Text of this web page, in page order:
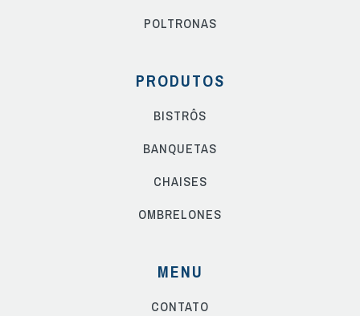
POLTRONAS
PRODUTOS
BISTRÔS
BANQUETAS
CHAISES
OMBRELONES
MENU
CONTATO